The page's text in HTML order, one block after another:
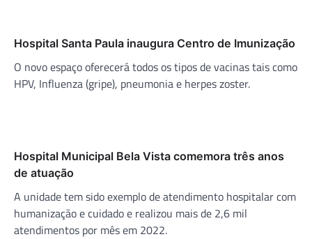
Hospital Santa Paula inaugura Centro de Imunização
O novo espaço oferecerá todos os tipos de vacinas tais como
HPV, Influenza (gripe), pneumonia e herpes zoster.
Hospital Municipal Bela Vista comemora três anos
de atuação
A unidade tem sido exemplo de atendimento hospitalar com
humanização e cuidado e realizou mais de 2,6 mil
atendimentos por mês em 2022.